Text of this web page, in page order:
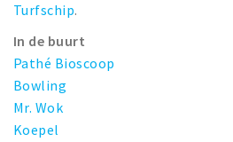
Turfschip.
In de buurt
Pathé Bioscoop
Bowling
Mr. Wok
Koepel